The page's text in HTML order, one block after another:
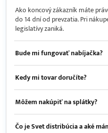
Ako koncový zákazník máte
do 14 dní od prevzatia. Pri
legislatívy zaniká.
Bude mi fungovať nabíjačka?
Kedy mi tovar doručíte?
Môžem nakúpiť na splátky?
Čo je Svet distribúcia a aké